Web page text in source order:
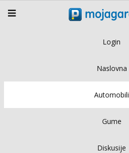
Login
Naslovna
Automobili
Gume
Diskusije